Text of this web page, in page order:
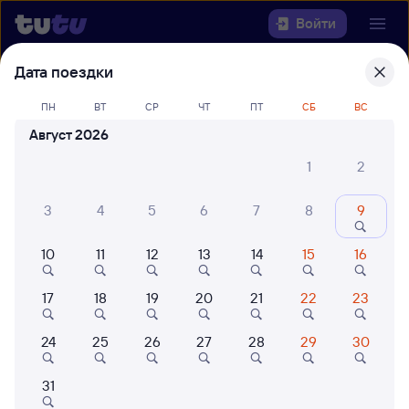
Войти
Выберите день, чтобы найти
билеты Раздольное — Комсомольск-
на-Амуре
Куда
Когда
Кто едет
Найти поезда
Дата поездки
ПН ВТ СР ЧТ ПТ СБ ВС
Август 2026
1
2
3 4 5 6 7 8 9
10 11 12 13 14 15 16
17 18 19 20 21 22 23
24 25 26 27 28 29 30
31